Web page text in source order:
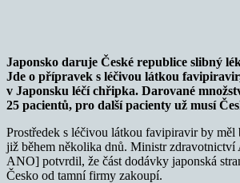
Japonsko daruje České republice slibný
Jde o přípravek s léčivou látkou
v Japonsku léčí chřipka. Darované
25 pacientů, pro další pacienty už musí
Prostředek s léčivou látkou favipiravir by měl
již během několika dnů. Ministr zdravotnictví
ANO] potvrdil, že část dodávky japonská
Česko od tamní firmy zakoupí.